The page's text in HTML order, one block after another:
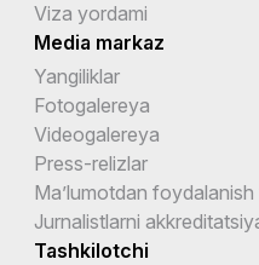
Viza yordami
Media markaz
Yangiliklar
Fotogalereya
Videogalereya
Press-relizlar
Ma’lumotdan
Jurnalistlarni
Tashkilotchi